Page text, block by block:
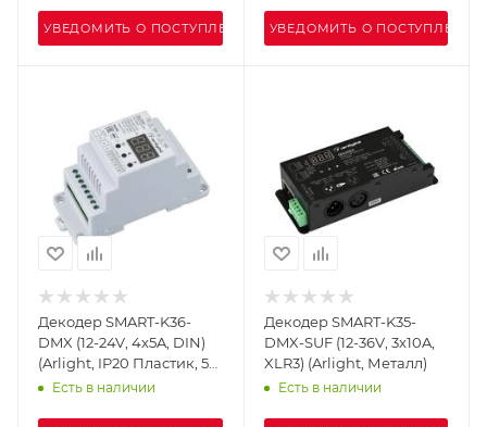
УВЕДОМИТЬ О ПОСТУПЛЕНИИ УВЕДОМИТЬ О ПОСТУПЛЕНИИ
Декодер SMART-K36-
DMX (12-24V, 4x5A, DIN)
(Arlight, IP20 Пластик, 5
лет)Есть в наличии
Декодер SMART-K35-
DMX-SUF (12-36V, 3x10A,
XLR3) (Arlight, Металл)
Есть в наличии